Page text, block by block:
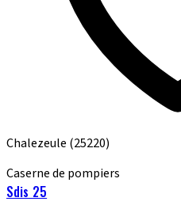
Chalezeule (25220)
Caserne de pompiers
Sdis 25